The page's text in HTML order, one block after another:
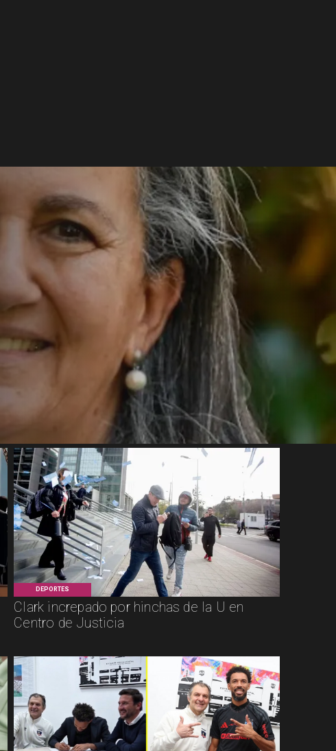
DEPORTES
Clark increpado por hinchas de la U en
Centro de Justicia